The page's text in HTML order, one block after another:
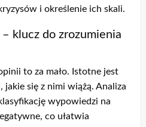
i określenie ich skali.
klucz do zrozumienia
to za mało. Istotne jest
, jakie się z nimi wiążą. Analiza
wypowiedzi na
co ułatwia